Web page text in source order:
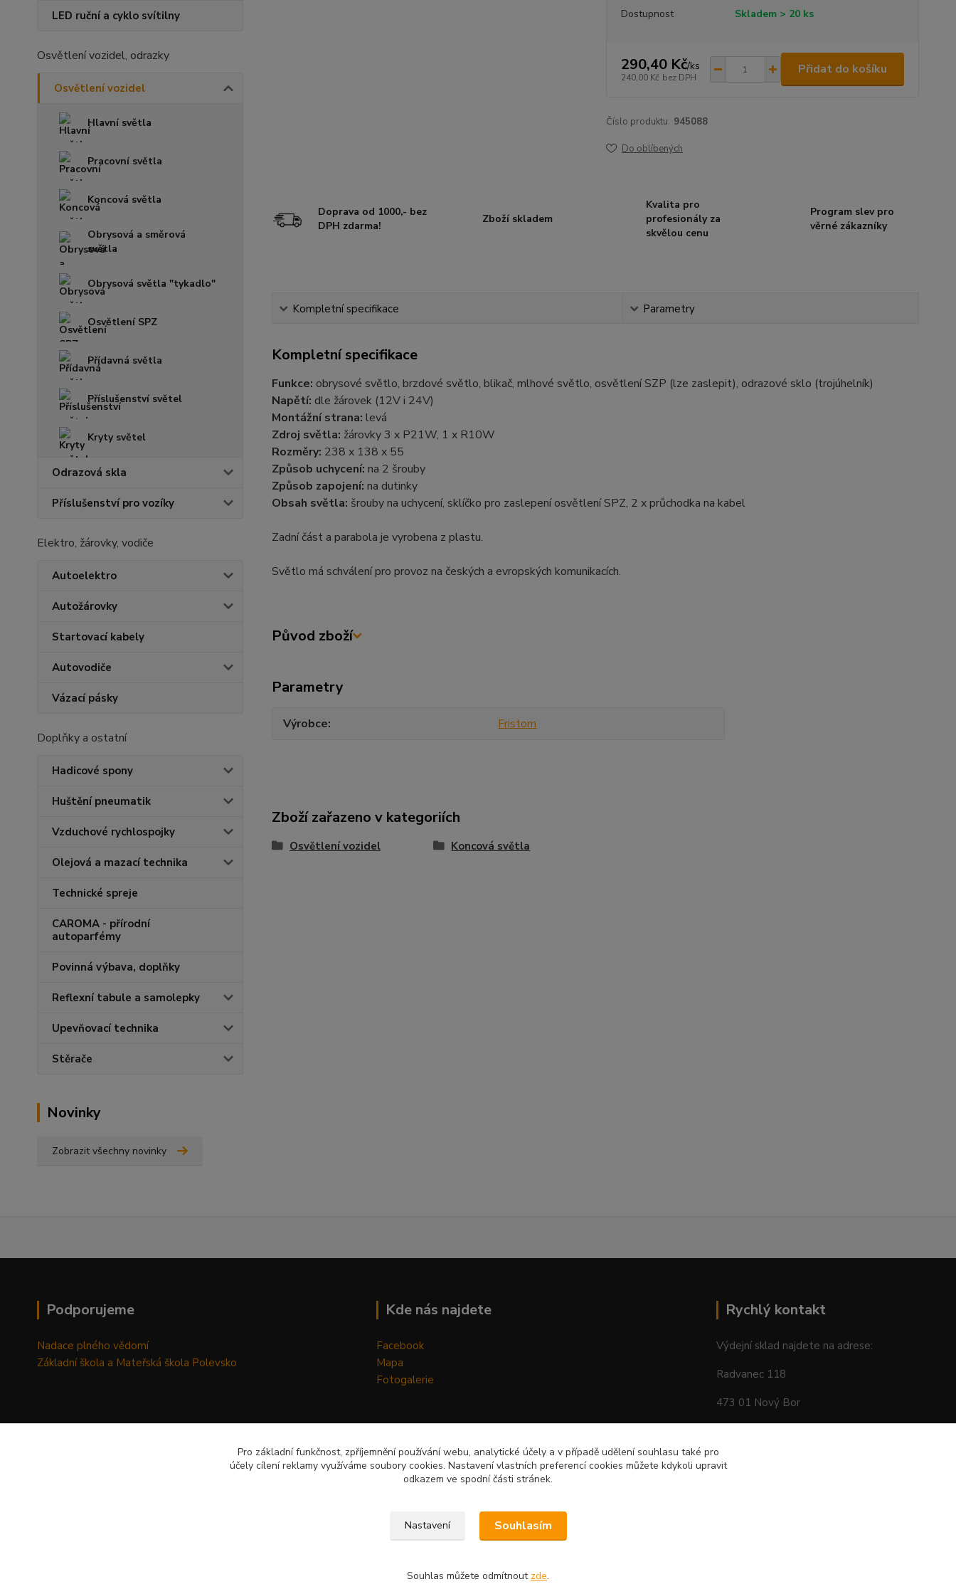
LED ruční a cyklo svítilny
Osvětlení vozidel, odrazky
Osvětlení vozidel
Hlavní světla
Pracovní světla
Koncová světla
Obrysová a směrová
světla
Obrysová světla "tykadlo"
Osvětlení SPZ
Přídavná světla
Příslušenství světel
Kryty světel
Odrazová skla
Příslušenství pro vozíky
Elektro, žárovky, vodiče
Autoelektro
Autožárovky
Startovací kabely
Autovodiče
Vázací pásky
Doplňky a ostatní
Hadicové spony
Huštění pneumatik
Vzduchové rychlospojky
Olejová a mazací technika
Technické spreje
CAROMA - přírodní
autoparfémy
Povinná výbava, doplňky
Reflexní tabule a samolepky
Upevňovací technika
Stěrače
Novinky
Zobrazit všechny novinky
Dostupnost Skladem > 20 ks
290,40 Kč/ks
240,00 Kč bez DPH
Přidat do košíku
Číslo produktu: 945088
Do oblíbených
Doprava od 1000,- bez
DPH zdarma!
Zboží skladem
Kvalita pro
profesionály za
skvělou cenu
Program slev pro
věrné zákazníky
Kompletní specifikace Parametry
Kompletní specifikace
Funkce: obrysové světlo, brzdové světlo, blikač, mlhové světlo, osvětlení SZP (lze zaslepit), odrazové sklo (trojúhelník)
Napětí: dle žárovek (12V i 24V)
Montážní strana: levá
Zdroj světla: žárovky 3 x P21W, 1 x R10W
Rozměry: 238 x 138 x 55
Způsob uchycení: na 2 šrouby
Způsob zapojení: na dutinky
Obsah světla: šrouby na uchycení, sklíčko pro zaslepení osvětlení SPZ, 2 x průchodka na kabel
Zadní část a parabola je vyrobena z plastu.
Světlo má schválení pro provoz na českých a evropských komunikacích.
Původ zboží
Parametry
Výrobce Fristom
Zboží zařazeno v kategoriích
Osvětlení vozidel Koncová světla
Podporujeme
Nadace plného vědomí
Základní škola a Mateřská škola Polevsko
Kde nás najdete
Facebook
Mapa
Fotogalerie
Rychlý kontakt
Výdejní sklad najdete na adrese:
Radvanec 118
473 01 Nový Bor
Upravit sběr cookies.
Pro základní funkčnost, zpříjemnění používání webu, analytické účely a v případě udělení souhlasu také pro
účely cílení reklamy využíváme soubory cookies. Nastavení vlastních preferencí cookies můžete kdykoli upravit
odkazem ve spodní části stránek.
Nastavení Souhlasím
Souhlas můžete odmítnout zde.